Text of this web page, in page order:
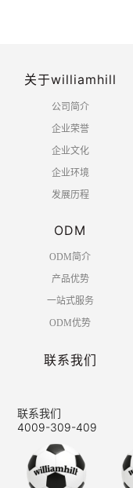
关于williamhill
公司简介
企业荣誉
企业文化
企业环境
发展历程
ODM
ODM简介
产品优势
一站式服务
ODM优势
联系我们
联系我们
4009-309-409